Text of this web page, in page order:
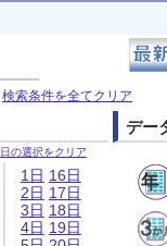
検索条件を全てクリア
の選択をクリア
1日
2日
3日
4日
16日
17日
18日
19日
デー